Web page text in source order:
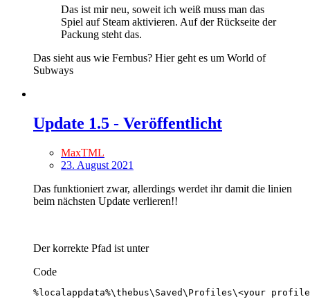
Das ist mir neu, soweit ich weiß muss man das
Spiel auf Steam aktivieren. Auf der Rückseite der
Packung steht das.
Das sieht aus wie Fernbus? Hier geht es um World of
Subways
Update 1.5 - Veröffentlicht
MaxTML
23. August 2021
Das funktioniert zwar, allerdings werdet ihr damit die linien
beim nächsten Update verlieren!!
Der korrekte Pfad ist unter
Code
%localappdata%\thebus\Saved\Profiles\<your